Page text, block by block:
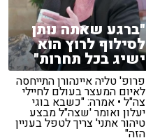
"ברגע שאתה נותן
לסילוף לרוץ הוא
ישיג בכל תחרות"
פרופ' טליה איינהורן התייחסה
לאיום המעצר בעולם לחיילי
צה"ל • אמרה: "כשבא בוגי
יעלון ואומר 'שצה"ל מבצע
טיהור אתני' צריך לטפל בעניין
הזה"